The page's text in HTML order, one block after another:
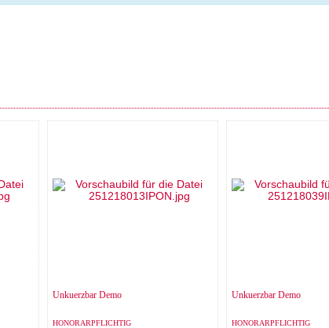
Unkuerzbar Demo
HONORARPFLICHTIG
Unkuerzbar Demo
HONORARPFLICHTIG